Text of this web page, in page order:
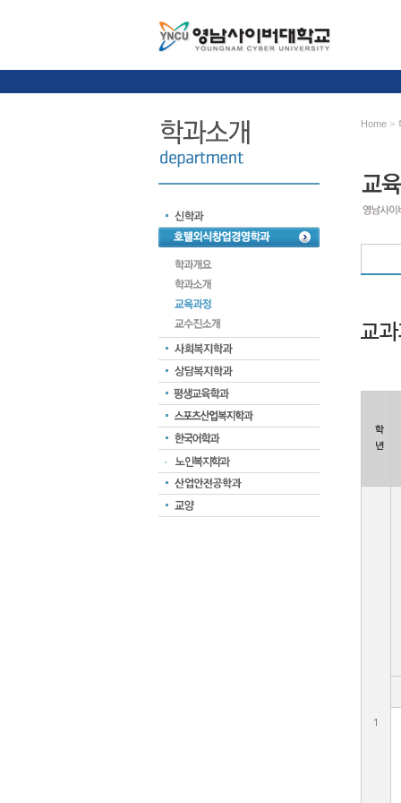
노인복지학과
Home >
교
학
년
1